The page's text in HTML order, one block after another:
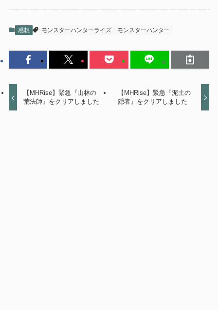
感想 モンスターハンターライズ モンスターハンター
【MHRise】緊急『山林の
荒法師』をクリアしました
【MHRise】緊急『泥土の
隠者』をクリアしました